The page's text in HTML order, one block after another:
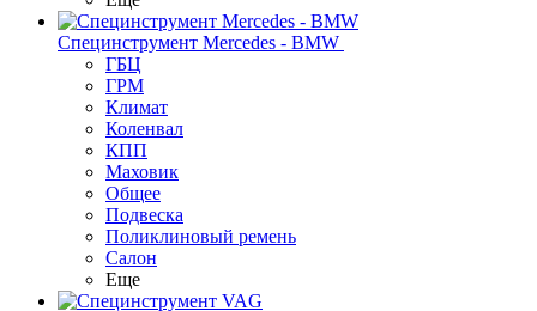
Специнструмент Mercedes - BMW
ГБЦ
ГРМ
Климат
Коленвал
КПП
Маховик
Общее
Подвеска
Поликлиновый ремень
Салон
Еще